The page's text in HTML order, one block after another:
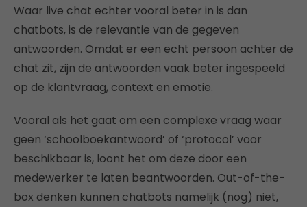
Waar live chat echter vooral beter in is dan
chatbots, is de relevantie van de gegeven
antwoorden. Omdat er een echt persoon achter de
chat zit, zijn de antwoorden vaak beter ingespeeld
op de klantvraag, context en emotie.
Vooral als het gaat om een complexe vraag waar
geen ‘schoolboekantwoord’ of ‘protocol’ voor
beschikbaar is, loont het om deze door een
medewerker te laten beantwoorden. Out-of-the-
box denken kunnen chatbots namelijk (nog) niet,